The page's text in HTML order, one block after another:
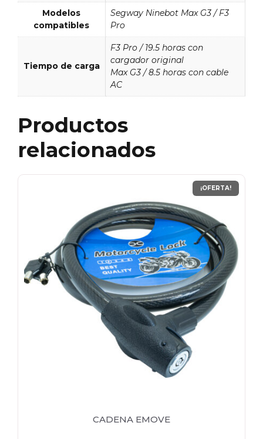
Modelos
compatibles
Segway Ninebot Max G3 / F3
Pro
Tiempo de carga
F3 Pro / 19.5 horas con
cargador original
Max G3 / 8.5 horas con cable
AC
Productos
relacionados
¡OFERTA!
CADENA EMOVE